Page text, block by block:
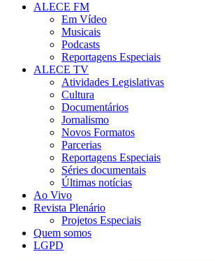
ALECE FM
Em Vídeo
Musicais
Podcasts
Reportagens Especiais
ALECE TV
Atividades Legislativas
Cultura
Documentários
Jornalismo
Novos Formatos
Parcerias
Reportagens Especiais
Séries documentais
Últimas notícias
Ao Vivo
Revista Plenário
Projetos Especiais
Quem somos
LGPD